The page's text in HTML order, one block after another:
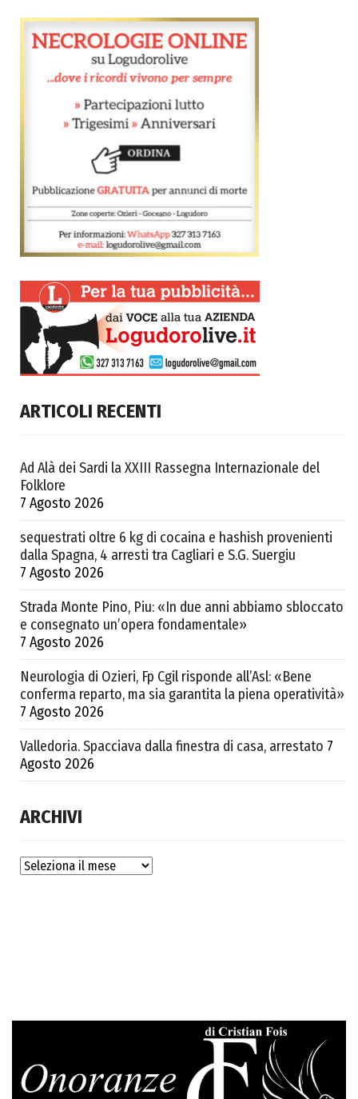
ARTICOLI RECENTI
Ad Alà dei Sardi la XXIII Rassegna Internazionale del
Folklore
7 Agosto 2026
sequestrati oltre 6 kg di cocaina e hashish provenienti
dalla Spagna, 4 arresti tra Cagliari e S.G. Suergiu
7 Agosto 2026
Strada Monte Pino, Piu: «In due anni abbiamo sbloccato
e consegnato un’opera fondamentale»
7 Agosto 2026
Neurologia di Ozieri, Fp Cgil risponde all’Asl: «Bene
conferma reparto, ma sia garantita la piena operatività»
7 Agosto 2026
Valledoria. Spacciava dalla finestra di casa, arrestato 7
Agosto 2026
ARCHIVI
Archivi